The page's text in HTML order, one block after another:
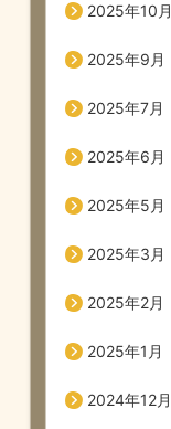
2025年10月
2025年9月
2025年7月
2025年6月
2025年5月
2025年3月
2025年2月
2025年1月
2024年12月